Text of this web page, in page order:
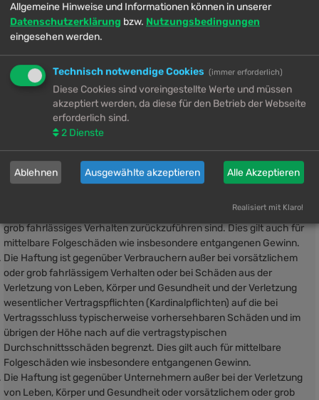
4. General Public License
Du nimmst zur Kenntnis, dass es sich bei phpBB um eine unter der
GNU General Public License v2
deutschsprachige Informationen werden durch die
deutschsprachige Community unterwww.phpbb.de
zur
Verfügung gestellt. Beide haben keinen Einfluss auf die Art und Weise,
wie die Software verwendet wird. Sie können insbesondere die
Verwendung der Software für bestimmte Zwecke nicht untersagen
oder auf Inhalte fremder Foren Einfluss nehmen.
5. Gewährleistung
Der Betreiber haftet mit Ausnahme der Verletzung von Leben, Körper
(Kardinalpflichten) nur für Schäden, die auf ein vorsätzliches oder
grob fahrlässiges Verhalten zurückzuführen sind. Dies gilt auch für
mittelbare Folgeschäden wie insbesondere entgangenen Gewinn.
Die Haftung ist gegenüber Verbrauchern außer bei vorsätzlichem
oder grob fahrlässigem Verhalten oder bei Schäden aus der
Verletzung von Leben, Körper und Gesundheit und der Verletzung
wesentlicher Vertragspflichten (Kardinalpflichten) auf die bei
Vertragsschluss typischerweise vorhersehbaren Schäden und im
übrigen der Höhe nach auf die vertragstypischen
Durchschnittsschäden begrenzt. Dies gilt auch für mittelbare
Folgeschäden wie insbesondere entgangenen Gewinn.
Die Haftung ist gegenüber Unternehmern außer bei der Verletzung
von Leben, Körper und Gesundheit oder vorsätzlichem oder grob
Allgemeine Hinweise und Informationen können in unserer
Datenschutzerklärung bzw. Nutzungsbedingungen
eingesehen werden.
Technisch notwendige Cookies (immer erforderlich)
Diese Cookies sind voreingestellte Werte und müssen
akzeptiert werden, da diese für den Betrieb der Webseite
erforderlich sind.
2 Dienste
Ablehnen Ausgewählte akzeptieren Alle Akzeptieren
Realisiert mit Klaro!